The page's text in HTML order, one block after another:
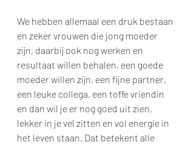
We hebben allemaal een druk bestaan
en zeker vrouwen die jong moeder
zijn, daarbij ook nog werken en
resultaat willen behalen, een goede
moeder willen zijn, een fijne partner,
een leuke collega, een toffe vriendin
en dan wil je er nog goed uit zien,
lekker in je vel zitten en vol energie in
het leven staan. Dat betekent alle